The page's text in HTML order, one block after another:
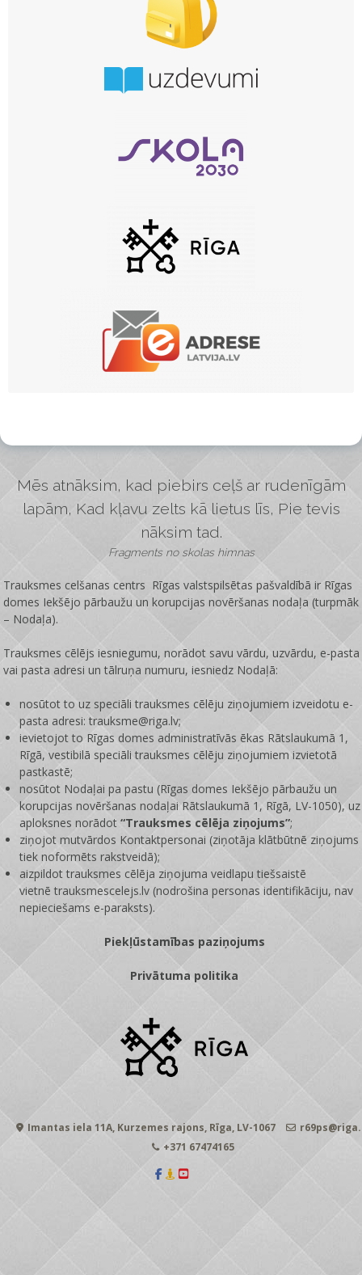
Mēs atnāksim, kad piebirs ceļš ar rudenīgām
lapām, Kad kļavu zelts kā lietus līs, Pie tevis
nāksim tad.
Fragments no skolas himnas
Trauksmes celšanas centrs Rīgas valstspilsētas pašvaldībā ir Rīgas
domes Iekšējo pārbaužu un korupcijas novēršanas nodaļa (turpmāk
– Nodaļa).
Trauksmes cēlējs iesniegumu, norādot savu vārdu, uzvārdu, e-pasta
vai pasta adresi un tālruņa numuru, iesniedz Nodaļā:
nosūtot to uz speciāli trauksmes cēlēju ziņojumiem izveidotu e-
pasta adresi: trauksme@riga.lv;
ievietojot to Rīgas domes administratīvās ēkas Rātslaukumā 1,
Rīgā, vestibilā speciāli trauksmes cēlēju ziņojumiem izvietotā
pastkastē;
nosūtot Nodaļai pa pastu (Rīgas domes Iekšējo pārbaužu un
korupcijas novēršanas nodaļai Rātslaukumā 1, Rīgā, LV-1050), uz
aploksnes norādot“Trauksmes cēlēja ziņojums”;
ziņojot mutvārdos Kontaktpersonai (ziņotāja klātbūtnē ziņojums
tiek noformēts rakstveidā);
aizpildot trauksmes cēlēja ziņojuma veidlapu tiešsaistē
vietnētrauksmescelejs.lv (nodrošina personas identifikāciju, nav
nepieciešams e-paraksts).
Piekļūstamības paziņojums
Privātuma politika
Imantas iela 11A, Kurzemes rajons, Rīga, LV-1067
+371 67474165